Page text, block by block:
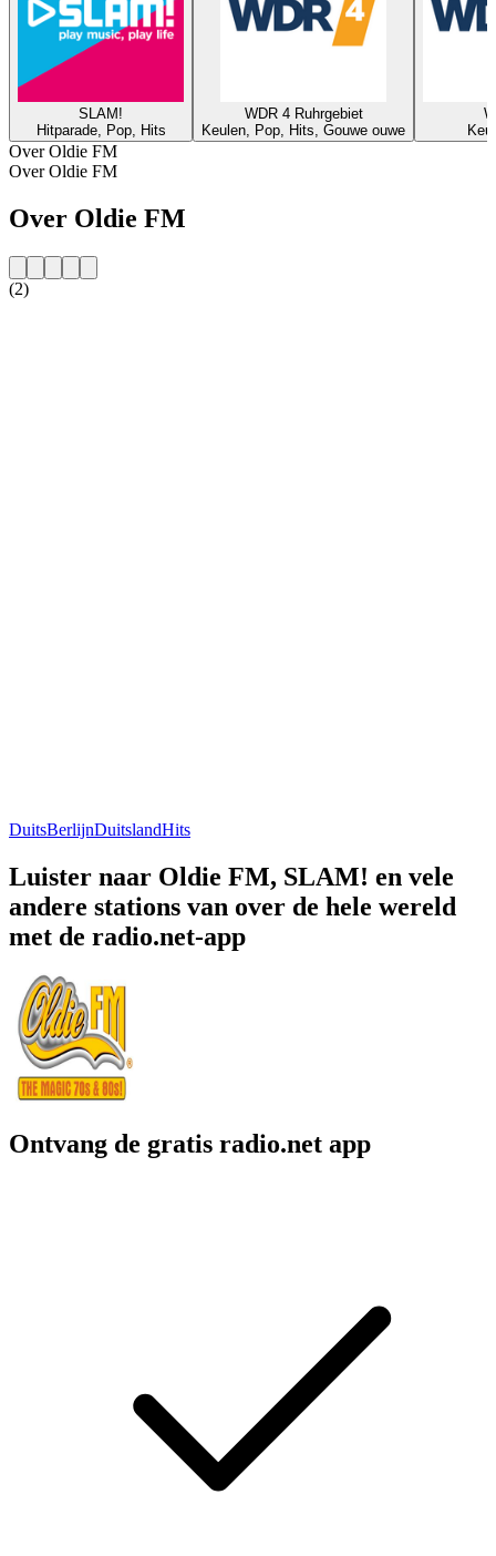
SLAM!
Hitparade, Pop, Hits
WDR 4 Ruhrgebiet
Keulen, Pop, Hits, Gouwe ouwe
Over Oldie FM
Over Oldie FM
Over Oldie FM
(2)
DuitsBerlijnDuitslandHits
Luister naar Oldie FM, SLAM! en vele
andere stations van over de hele wereld
met de radio.net-app
Ontvang de gratis radio.net app